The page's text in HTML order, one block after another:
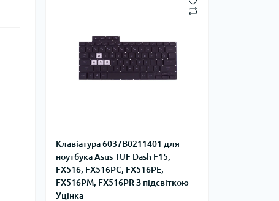
Клавіатура 6037B0211401 для
ноутбука Asus TUF Dash F15,
FX516, FX516PC, FX516PE,
FX516PM, FX516PR З підсвіткою
Уцінка